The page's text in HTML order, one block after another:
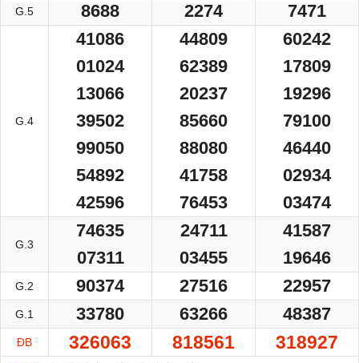
G.5 8688 2274 7471
G.4
41086
01024
13066
39502
99050
54892
42596
44809
62389
20237
85660
88080
41758
76453
60242
17809
19296
79100
46440
02934
03474
G.3
74635
07311
24711
03455
41587
19646
G.2 90374 27516 22957
G.1 33780 63266 48387
ĐB 326063 818561 318927